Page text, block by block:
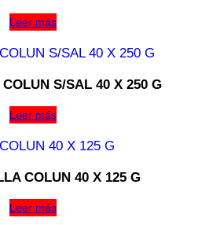
Leer más
S/SAL 40 X 250 G
Leer más
COLUN 40 X 125 G
Leer más